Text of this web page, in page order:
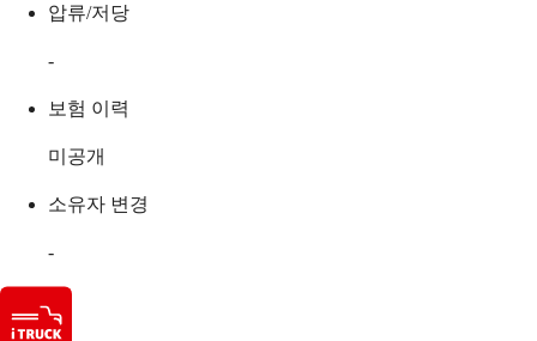
압류/저당
-
보험 이력
미공개
소유자 변경
-